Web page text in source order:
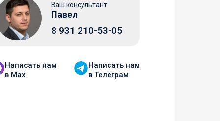
Ваш консультант
Павел
8 931 210-53-05
Написать нам
в Мax
Написать нам
в Телеграм